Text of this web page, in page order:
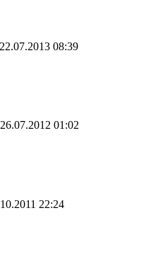
22.07.2013 08:39
26.07.2012 01:02
22:24